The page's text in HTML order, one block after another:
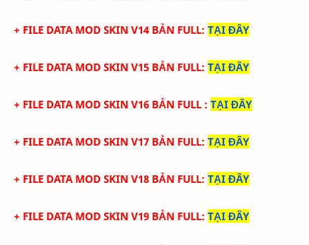
+ FILE DATA MOD SKIN V14 BẢN FULL: TẠI ĐÂY
+ FILE DATA MOD SKIN V15 BẢN FULL: TẠI ĐÂY
+ FILE DATA MOD SKIN V16 BẢN FULL : TẠI ĐÂY
+ FILE DATA MOD SKIN V17 BẢN FULL: TẠI ĐÂY
+ FILE DATA MOD SKIN V18 BẢN FULL: TẠI ĐÂY
+ FILE DATA MOD SKIN V19 BẢN FULL: TẠI ĐÂY